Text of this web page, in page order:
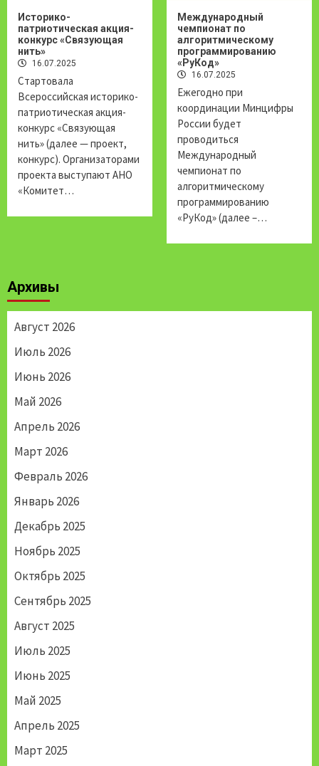
Историко-
патриотическая акция-
конкурс «Связующая
нить»
16.07.2025
Стартовала
Всероссийская историко-
патриотическая акция-
конкурс «Связующая
нить» (далее — проект,
конкурс). Организаторами
проекта выступают АНО
«Комитет…
Международный
чемпионат по
алгоритмическому
программированию
«РуКод»
16.07.2025
Ежегодно при
координации Минцифры
России будет
проводиться
Международный
чемпионат по
алгоритмическому
программированию
«РуКод» (далее –…
Архивы
Август 2026
Июль 2026
Июнь 2026
Май 2026
Апрель 2026
Март 2026
Февраль 2026
Январь 2026
Декабрь 2025
Ноябрь 2025
Октябрь 2025
Сентябрь 2025
Август 2025
Июль 2025
Июнь 2025
Май 2025
Апрель 2025
Март 2025